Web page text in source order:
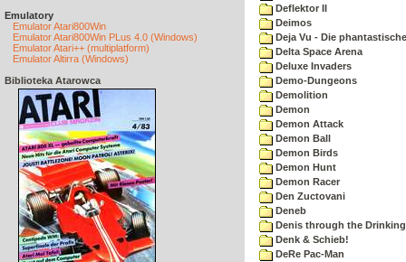
Emulatory
Emulator Atari800Win
Emulator Atari800Win PLus 4.0 (Windows)
Emulator Atari++ (multiplatform)
Emulator Altirra (Windows)
Biblioteka Atarowca
Deflektor II
Deimos
Deja Vu - Die
Delta Space Arena
Deluxe Invaders
Demo-Dungeons
Demolition
Demon
Demon Attack
Demon Ball
Demon Birds
Demon Hunt
Demon Racer
Den Zuctovani
Deneb
Denis through the
Denk & Schieb!
DeRe Pac-Man